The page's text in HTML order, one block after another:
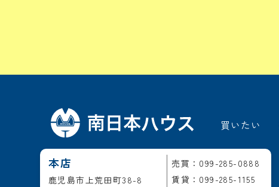
買いたい
本店
鹿児島市上荒田町38-8
売買：099-285-0888
賃貸：099-285-1155